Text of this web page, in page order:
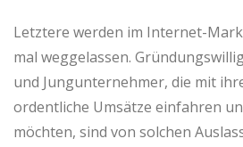
Letztere werden im Internet-
mal weggelassen.
und Jungunternehmer, die mit
ordentliche Umsätze einfahren
möchten, sind von solchen